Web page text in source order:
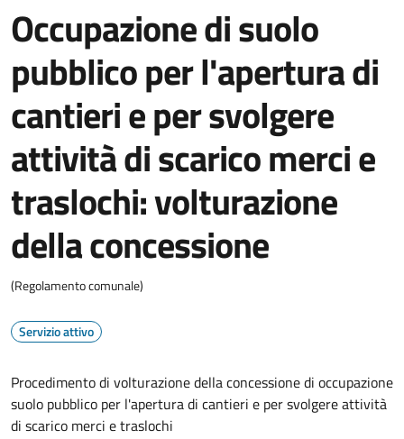
Occupazione di suolo
pubblico per l'apertura di
cantieri e per svolgere
attività di scarico merci e
traslochi: volturazione
della concessione
(Regolamento comunale)
Servizio attivo
Procedimento di volturazione della concessione di occupazione
suolo pubblico per l'apertura di cantieri e per svolgere attività
di scarico merci e traslochi